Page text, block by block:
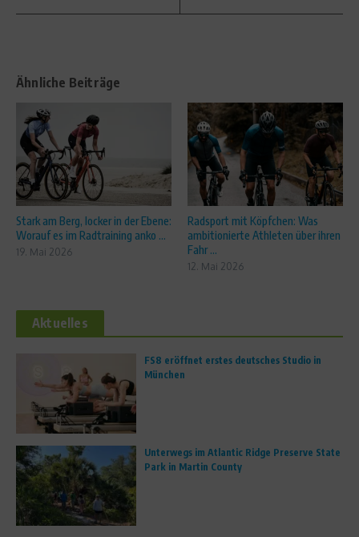
Ähnliche Beiträge
Stark am Berg, locker in der Ebene:
Worauf es im Radtraining anko ...
19. Mai 2026
Radsport mit Köpfchen: Was
ambitionierte Athleten über ihren
Fahr ...
12. Mai 2026
Aktuelles
FS8 eröffnet erstes deutsches Studio in
München
Unterwegs im Atlantic Ridge Preserve State
Park in Martin County